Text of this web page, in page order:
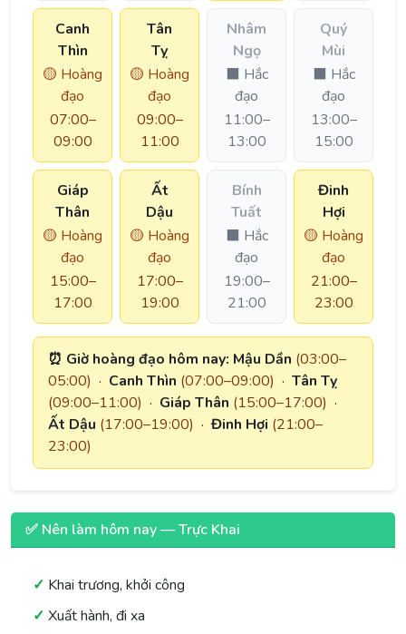
Canh
Thìn
🟡 Hoàng
đạo
07:00–
09:00
Tân
Tỵ
🟡 Hoàng
đạo
09:00–
11:00
Nhâm
Ngọ
⬛ Hắc
đạo
11:00–
13:00
Quý
Mùi
⬛ Hắc
đạo
13:00–
15:00
Giáp
Thân
🟡 Hoàng
đạo
15:00–
17:00
Ất
Dậu
🟡 Hoàng
đạo
17:00–
19:00
Bính
Tuất
⬛ Hắc
đạo
19:00–
21:00
Đinh
Hợi
🟡 Hoàng
đạo
21:00–
23:00
⏰ Giờ hoàng đạo hôm nay: Mậu Dần (03:00–
05:00) · Canh Thìn (07:00–09:00) · Tân Tỵ
(09:00–11:00) · Giáp Thân (15:00–17:00) ·
Ất Dậu (17:00–19:00) ·Đinh Hợi (21:00–
23:00)
✅ Nên làm hôm nay — Trực Khai
Khai trương, khởi công
Xuất hành, đi xa